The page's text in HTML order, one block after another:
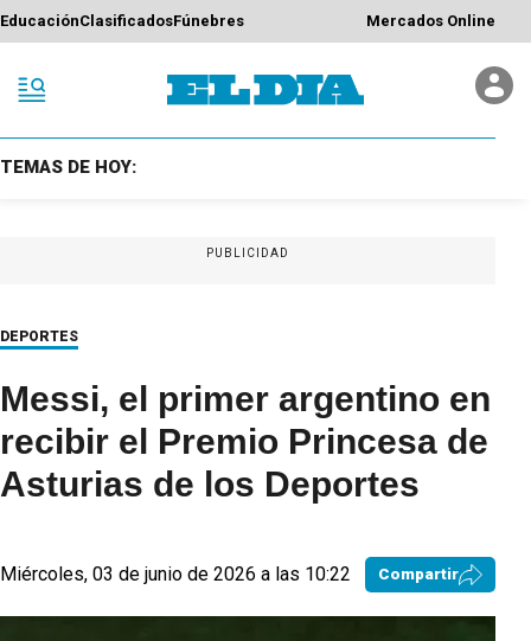
EducaciónClasificadosFúnebres Mercados Online
TEMAS DE HOY:
PUBLICIDAD
DEPORTES
Messi, el primer argentino en
recibir el Premio Princesa de
Asturias de los Deportes
Miércoles, 03 de junio de 2026 a las 10:22 Compartir